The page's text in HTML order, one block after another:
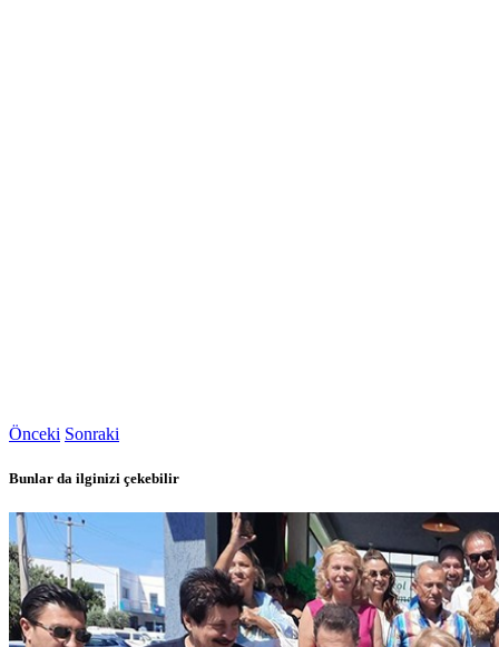
Önceki Sonraki
Bunlar da ilginizi çekebilir